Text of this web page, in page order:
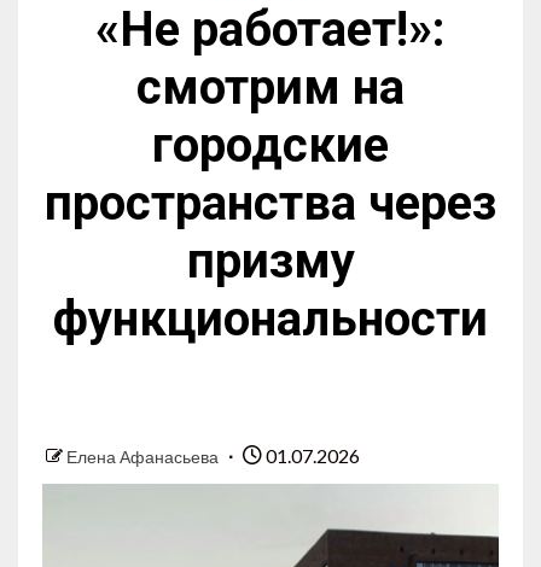
«Не работает!»:
смотрим на
городские
пространства через
призму
функциональности
Елена Афанасьева 01.07.2026